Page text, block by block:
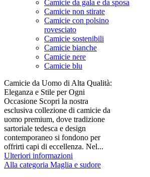
Camicie da gala e da sposa
Camicie non stirate
Camicie con polsino
rovesciato
Camicie sostenibili
Camicie bianche
Camicie nere
Camicie blu
Camicie da Uomo di Alta Qualità:
Eleganza e Stile per Ogni
Occasione Scopri la nostra
esclusiva collezione di camicie da
uomo premium, dove tradizione
sartoriale tedesca e design
contemporaneo si fondono per
offrirti capi di eccellenza. Nel...
Ulteriori informazioni
Alla categoria Maglia e sudore